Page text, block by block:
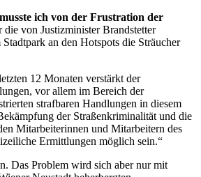
ich von der Frustration der
von Justizminister Brandstetter
an den Hotspots die Sträucher
12 Monaten verstärkt der
vor allem im Bereich der
strafbaren Handlungen in diesem
der Straßenkriminalität und die
Mitarbeiterinnen und Mitarbeitern des
Ermittlungen möglich sein.“
Das Problem wird sich aber nur mit